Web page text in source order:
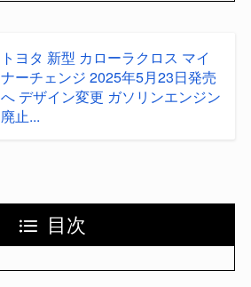
トヨタ 新型 カローラクロス マイ
ナーチェンジ 2025年5月23日発売
へ デザイン変更 ガソリンエンジン
廃止...
目次